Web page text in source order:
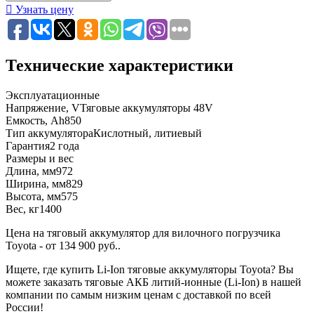
Узнать цену
Технические характеристики
Эксплуатационные
Напряжение, VТяговые аккумуляторы 48V
Емкость, Ah850
Тип аккумулятораКислотный, литиевый
Гарантия2 года
Размеры и вес
Длина, мм972
Ширина, мм829
Высота, мм575
Вес, кг1400
Цена на тяговый аккумулятор для вилочного погрузчика
Toyota - от 134 900 руб..
Ищете, где купить Li-Ion тяговые аккумуляторы Toyota? Вы
можете заказать тяговые АКБ литий-ионные (Li-Ion) в нашей
компании по самым низким ценам с доставкой по всей
России!